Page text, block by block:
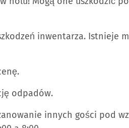
inwentarza. Istnieje
odpadów.
innych gości pod